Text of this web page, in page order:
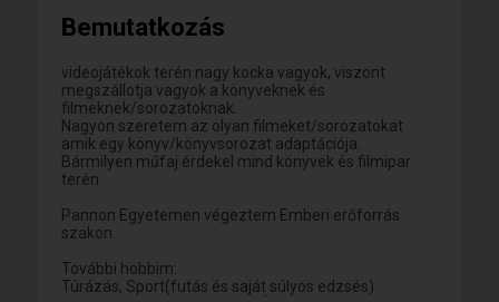
Bemutatkozás
videojátékok terén nagy kocka vagyok, viszont
megszállotja vagyok a könyveknek és
filmeknek/sorozatoknak.
Nagyon szeretem az olyan filmeket/sorozatokat
amik egy könyv/könyvsorozat adaptációja.
Bármilyen műfaj érdekel mind könyvek és filmipar
terén.
Pannon Egyetemen végeztem Emberi erőforrás
szakon.
További hobbim:
Túrázás, Sport(futás és saját súlyos edzsés)